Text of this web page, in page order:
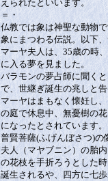
えられたといいます。
＝・
仏教では象は神聖な動物で
象にまつわる伝説。以下、
マーヤ夫人は、35歳の時
に入る夢を見ました。
バラモンの夢占師に聞く
で、世継ぎ誕生の兆しと告
マーヤはまもなく懐妊し
の庭で休息中、無憂樹の
になったとされています。
普賢菩薩(ふげんぼさつ)
夫人（マヤブニン）の胎
の花枝を手折ろうとした
誕生されるや、四方に七